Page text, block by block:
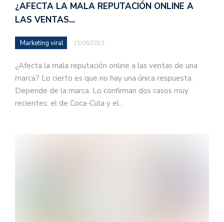
¿AFECTA LA MALA REPUTACIÓN ONLINE A
LAS VENTAS…
Marketing viral 15/06/2013
¿Afecta la mala reputación online a las ventas de una
marca? Lo cierto es que no hay una única respuesta.
Depende de la marca. Lo confirman dos casos muy
recientes: el de Coca-Cola y el…